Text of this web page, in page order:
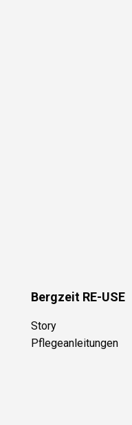
Bergzeit RE-USE
Story
Pflegeanleitungen